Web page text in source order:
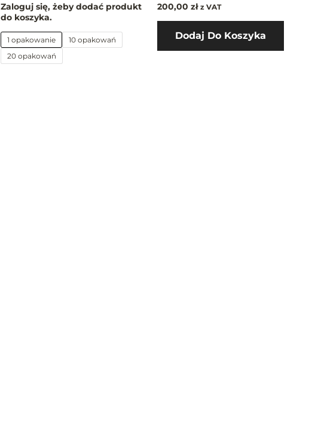
Zaloguj się, żeby dodać produkt
do koszyka.
1 opakowanie
10 opakowań
20 opakowań
200,00zł z VAT
Dodaj Do Koszyka